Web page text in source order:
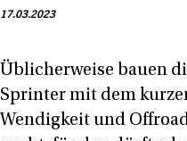
17.03.2023
Üblicherweise bauen
Sprinter mit dem
Wendigkeit und